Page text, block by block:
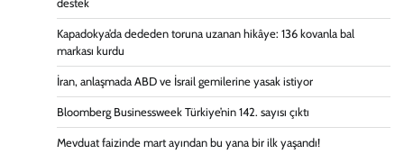
destek
Kapadokya’da dededen toruna uzanan hikâye: 136 kovanla bal
markası kurdu
İran, anlaşmada ABD ve İsrail gemilerine yasak istiyor
Bloomberg Businessweek Türkiye’nin 142. sayısı çıktı
Mevduat faizinde mart ayından bu yana bir ilk yaşandı!